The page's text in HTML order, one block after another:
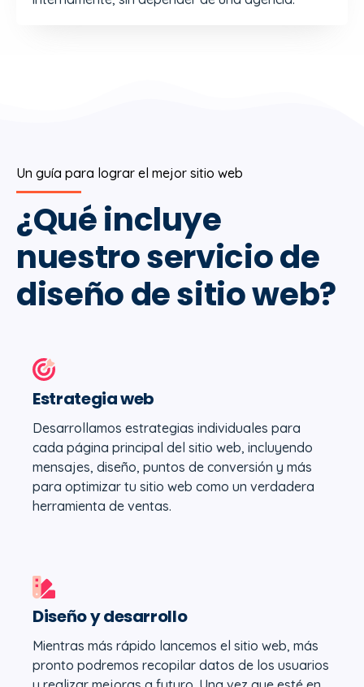
Un guía para lograr el mejor sitio web
¿Qué incluye
nuestro servicio de
diseño de sitio web?
Estrategia web
Desarrollamos estrategias individuales para
cada página principal del sitio web, incluyendo
mensajes, diseño, puntos de conversión y más
para optimizar tu sitio web como un verdadera
herramienta de ventas.
Diseño y desarrollo
Mientras más rápido lancemos el sitio web, más
pronto podremos recopilar datos de los usuarios